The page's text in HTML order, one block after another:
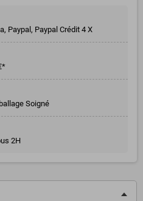
Paypal, Paypal Crédit 4 X
Soigné
2H